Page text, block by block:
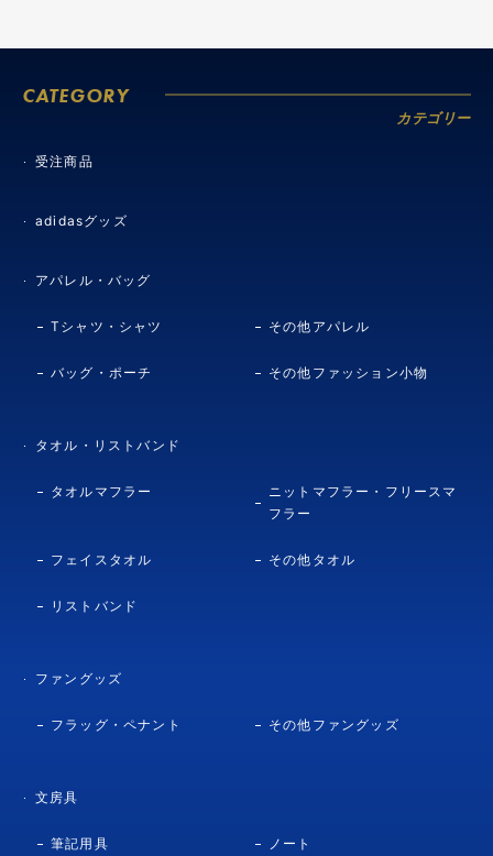
CATEGORY
カテゴリー
受注商品
adidasグッズ
アパレル・バッグ
Tシャツ・シャツ その他アパレル
バッグ・ポーチ その他ファッション小物
タオル・リストバンド
タオルマフラー
ニットマフラー・フリースマ
フラー
フェイスタオル その他タオル
リストバンド
ファングッズ
フラッグ・ペナント その他ファングッズ
文房具
筆記用具 ノート